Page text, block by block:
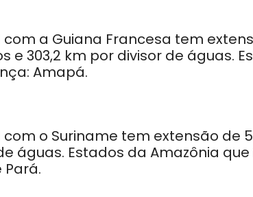
a Guiana Francesa tem
e 303,2 km por divisor de águas.
Amapá.
o Suriname tem extensão de
águas. Estados da Amazônia
Pará.